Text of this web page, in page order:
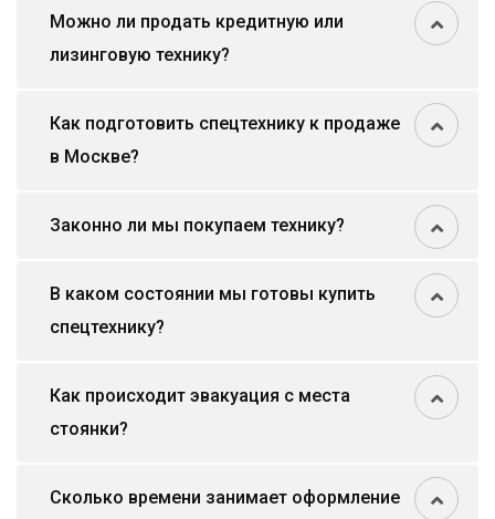
Можно ли продать кредитную или
лизинговую технику?
Как подготовить спецтехнику к продаже
в Москве?
Законно ли мы покупаем технику?
В каком состоянии мы готовы купить
спецтехнику?
Как происходит эвакуация с места
стоянки?
Сколько времени занимает оформление